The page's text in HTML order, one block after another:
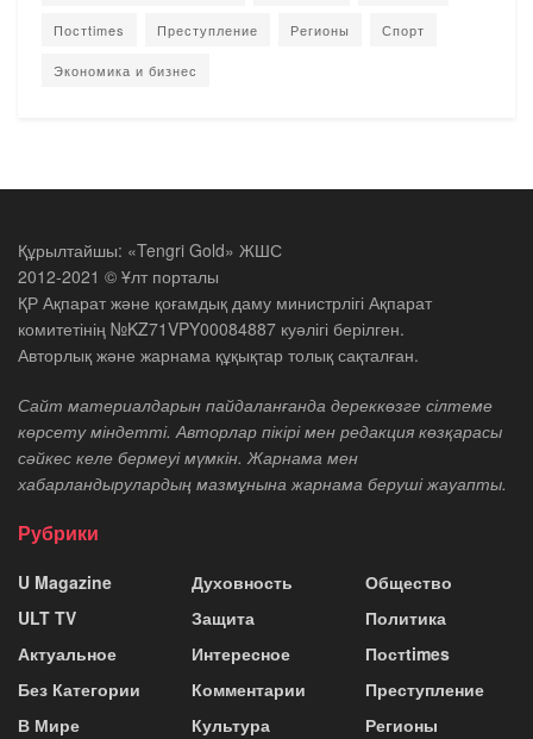
Постtimes Преступление Регионы Спорт
Экономика и бизнес
Құрылтайшы: «Tengri Gold» ЖШС
2012-2021 © Ұлт порталы
ҚР Ақпарат және қоғамдық даму министрлігі Ақпарат
комитетінің №KZ71VPY00084887 куәлігі берілген.
Авторлық және жарнама құқықтар толық сақталған.
Сайт материалдарын пайдаланғанда дереккөзге сілтеме
көрсету міндетті. Авторлар пікірі мен редакция көзқарасы
сәйкес келе бермеуі мүмкін. Жарнама мен
хабарландырулардың мазмұнына жарнама беруші жауапты.
Рубрики
U Magazine
ULT TV
Актуальное
Без Категории
В Мире
Духовность
Защита
Интересное
Комментарии
Культура
Общество
Политика
Постtimes
Преступление
Регионы